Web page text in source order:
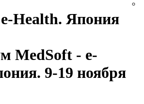
Health. Япония
MedSoft - e-
9-19 ноября